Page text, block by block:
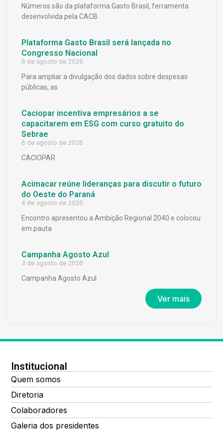
Números são da plataforma Gasto Brasil, ferramenta
desenvolvida pela CACB
Plataforma Gasto Brasil será lançada no
Congresso Nacional
6 de agosto de 2026
Para ampliar a divulgação dos dados sobre despesas
públicas, as
Caciopar incentiva empresários a se
capacitarem em ESG com curso gratuito do
Sebrae
6 de agosto de 2026
CACIOPAR
Acimacar reúne lideranças para discutir o futuro
do Oeste do Paraná
4 de agosto de 2026
Encontro apresentou a Ambição Regional 2040 e colocou
em pauta
Campanha Agosto Azul
3 de agosto de 2026
Campanha Agosto Azul
Ver mais
Institucional
Quem somos
Diretoria
Colaboradores
Galeria dos presidentes